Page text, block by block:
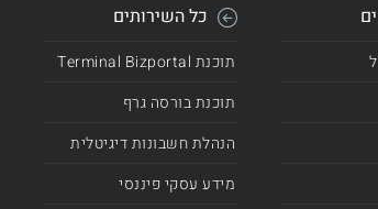
כל השירותים
תוכנת Terminal Bizportal
תוכנת בורסה גרף
הנהלת חשבונות דיגיטלית
מידע עסקי פיננסי